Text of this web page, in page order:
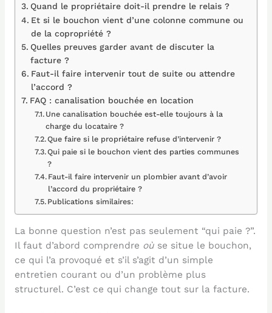
Quand le propriétaire doit-il prendre le relais ?
Et si le bouchon vient d’une colonne commune ou
de la copropriété ?
Quelles preuves garder avant de discuter la
facture ?
Faut-il faire intervenir tout de suite ou attendre
l’accord ?
FAQ : canalisation bouchée en location
Une canalisation bouchée est-elle toujours à la
charge du locataire ?
Que faire si le propriétaire refuse d’intervenir ?
Qui paie si le bouchon vient des parties communes
?
Faut-il faire intervenir un plombier avant d’avoir
l’accord du propriétaire ?
Publications similaires:
La bonne question n’est pas seulement “qui paie ?”.
Il faut d’abord comprendre oùse situe le bouchon,
ce qui l’a provoqué et s’il s’agit d’un simple
entretien courant ou d’un problème plus
structurel. C’est ce qui change tout sur la facture.